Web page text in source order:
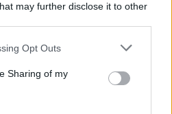
may further disclose it to other
Opt Outs
Sharing of my
új